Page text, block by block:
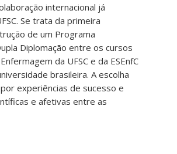
internacional já
Se trata da primeira
de um Programa
Diplomação entre os cursos
da UFSC e da ESEnfC
brasileira. A escolha
experiências de sucesso e
e afetivas entre as